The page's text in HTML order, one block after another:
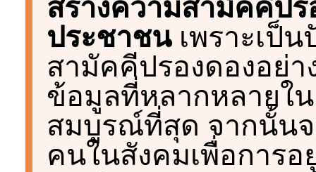
สร้างความสามัคคีป
ประชาชนเพราะเป็
สามัคคีปรองดองอย่า
ข้อมูลที่หลากหลายใ
สมบูรณ์ที่สุด จากนั้น
คนในสังคมเพื่อการอ